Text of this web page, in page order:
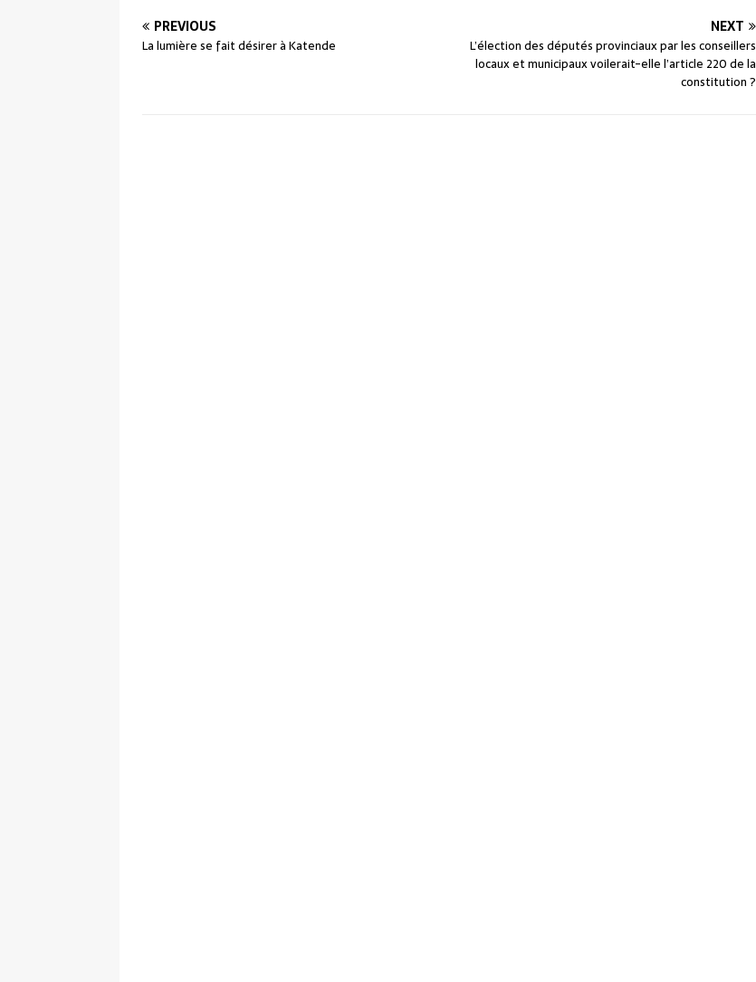
PREVIOUS
La lumière se fait désirer à Katende
NEXT
L’élection des députés provinciaux par les conseillers
locaux et municipaux voilerait-elle l’article 220 de la
constitution ?